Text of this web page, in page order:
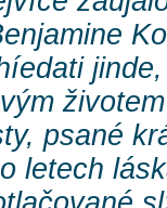
psané
letech